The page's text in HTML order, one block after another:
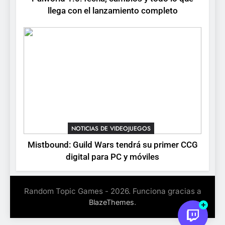
Stuntman: Hollywood
devuelve el espectáculo de
la conducción acrobática a
llega con el lanzamiento completo
NOTICIAS DE VIDEOJUEGOS
Mistbound: Guild Wars tendrá su primer CCG
digital para PC y móviles
Random Topic Games - 2026. Funciona gracias a
BlazeThemes.